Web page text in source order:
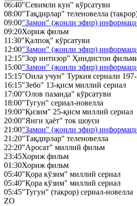
06:40"Севимли кун" кўрсатуви
08:00"Тақдирлар" теленовелла
09:00"Замон" (жонли эфир)
09:20Хориж фильм
11:30"Қалпоқ" кўрсатуви
12:00"Замон" (жонли эфир)
12:15"Зор интизор" Ҳиндистон
15:00"Замон" (жонли эфир)
15:15"Оила учун" Туркия сериали
16:15"Зебо" 13-қисм миллий сериал
17:00"Олов пазанда" кўрсатуви
18:00"Тугун" сериал-новелла
19:00"Қизим" 25-қисм миллий сериал
20:00"Янги ҳаёт" ток шоуси
21:00"Замон" (жонли эфир)
21:20"Тақдирлар" теленовелла
22:20"Аросат" миллий фильм
23:45Хориж фильм
01:30Хориж фильм
05:40"Қора кўзим" миллий сериал
05:40"Қора кўзим" миллий сериал
05:45"Тугун" (такрор) сериал-новелла
ZO